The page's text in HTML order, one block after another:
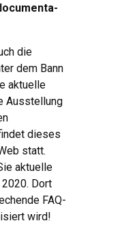
die
dem Bann
aktuelle
Ausstellung
dieses
statt.
aktuelle
Dort
FAQ-
wird!